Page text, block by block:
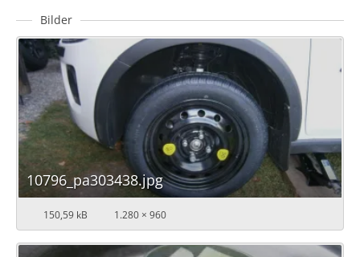
Bilder
10796_pa303438.jpg
150,59 kB 1.280 × 960